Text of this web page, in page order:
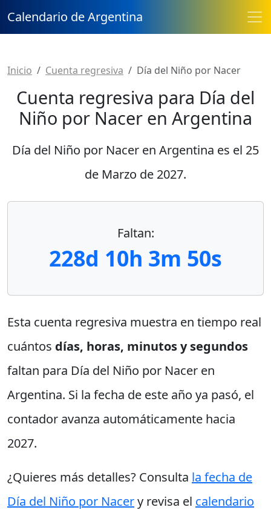
Calendario de Argentina
Inicio Cuenta regresiva Día del Niño por Nacer
Cuenta regresiva para Día del
Niño por Nacer en Argentina
Día del Niño por Nacer en Argentina es el 25
de Marzo de 2027.
Faltan:
228d 10h 3m 50s
Esta cuenta regresiva muestra en tiempo real
cuántos días, horas, minutos y segundos
faltan para Día del Niño por Nacer en
Argentina. Si la fecha de este año ya pasó, el
contador avanza automáticamente hacia
2027.
¿Quieres más detalles? Consulta la fecha de
Día del Niño por Nacery revisa el calendario